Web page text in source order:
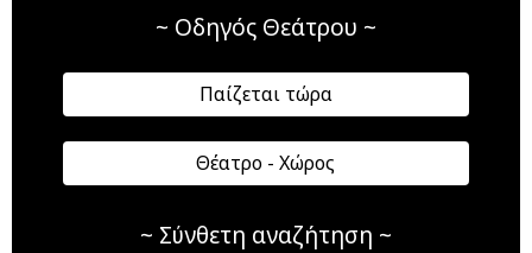
~ Οδηγός Θεάτρου ~
Παίζεται τώρα
Θέατρο - Χώρος
~ Σύνθετη αναζήτηση ~